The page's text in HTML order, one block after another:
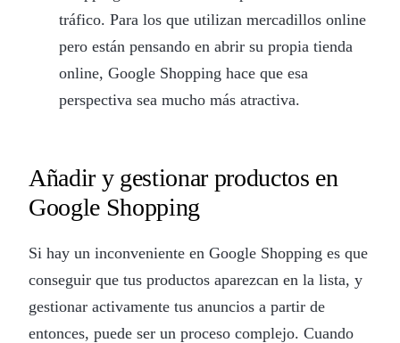
tráfico. Para los que utilizan mercadillos online
pero están pensando en abrir su propia tienda
online, Google Shopping hace que esa
perspectiva sea mucho más atractiva.
Añadir y gestionar productos en
Google Shopping
Si hay un inconveniente en Google Shopping es que
conseguir que tus productos aparezcan en la lista, y
gestionar activamente tus anuncios a partir de
entonces, puede ser un proceso complejo. Cuando